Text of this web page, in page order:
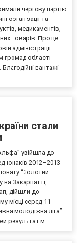
чергову партію
організації та
медикаментів,
товарів. Про це
адміністрації.
громад області
вантажі
стали
увійшла до
юнаків 2012–2013
“Золотий
Закарпатті,
дійшли до
місці серед 11
молодіжна ліга”
результат м...